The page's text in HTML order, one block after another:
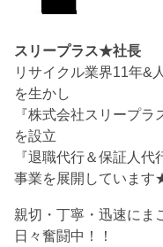
スリープラス★社長
リサイクル業界11年&
を生かし
『株式会社スリープラ
を設立
『退職代行＆保証人代
事業を展開しています
親切・丁寧・迅速にま
日々奮闘中！！